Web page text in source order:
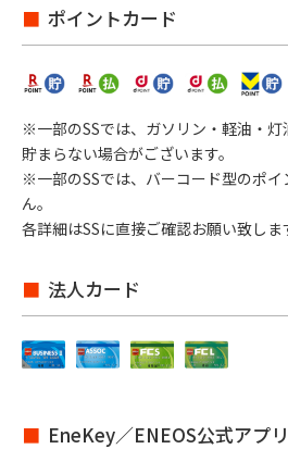
ポイントカード
※一部のSSでは、ガソリン・軽油・
貯まらない場合がございます。
※一部のSSでは、バーコード型のポ
ん。
各詳細はSSに直接ご確認お願い致しま
法人カード
EneKey／ENEOS公式アプ